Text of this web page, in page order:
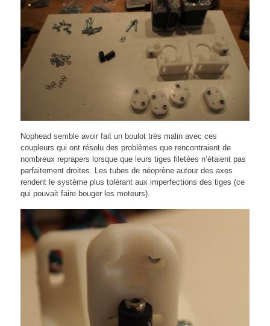
Nophead semble avoir fait un boulot très malin avec ces
coupleurs qui ont résolu des problèmes que rencontraient de
nombreux reprapers lorsque que leurs tiges filetées n’étaient pas
parfaitement droites. Les tubes de néoprène autour des axes
rendent le système plus tolérant aux imperfections des tiges (ce
qui pouvait faire bouger les moteurs).